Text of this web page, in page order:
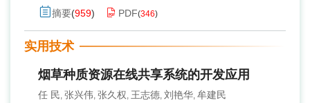
摘要(959) PDF(346)
实用技术
烟草种质资源在线共享系统的开发应用
任 民, 张兴伟, 张久权, 王志德, 刘艳华, 牟建民